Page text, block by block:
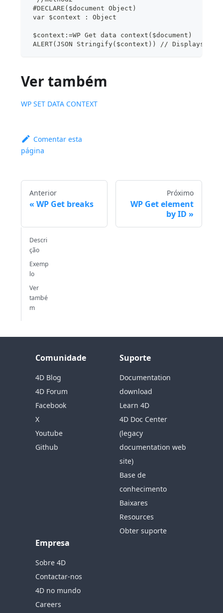
#DECLARE($document Object)
var $context : Object
$context:=WP Get data context($document)
ALERT(JSON Stringify($context)) // Displays
Ver também
WP SET DATA CONTEXT
Comentar esta
página
Anterior
WP Get breaks
Próximo
WP Get element
by ID
Descri
ção
Exemp
lo
Ver
també
m
Comunidade
4D Blog
4D Forum
Facebook
X
Youtube
Github
Suporte
Documentation
download
Learn 4D
4D Doc Center
(legacy
documentation web
site)
Base de
conhecimento
Baixares
Resources
Obter suporte
Empresa
Sobre 4D
Contactar-nos
4D no mundo
Careers